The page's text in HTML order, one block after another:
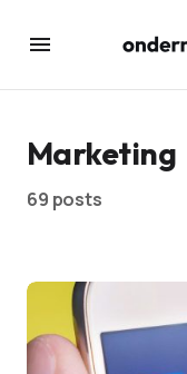
Marketing
69 posts